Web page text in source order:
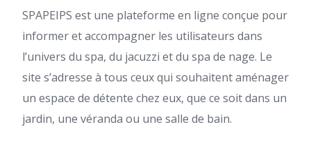
SPAPEIPS est une plateforme en ligne conçue pour
informer et accompagner les utilisateurs dans
l’univers du spa, du jacuzzi et du spa de nage. Le
site s’adresse à tous ceux qui souhaitent aménager
un espace de détente chez eux, que ce soit dans un
jardin, une véranda ou une salle de bain.